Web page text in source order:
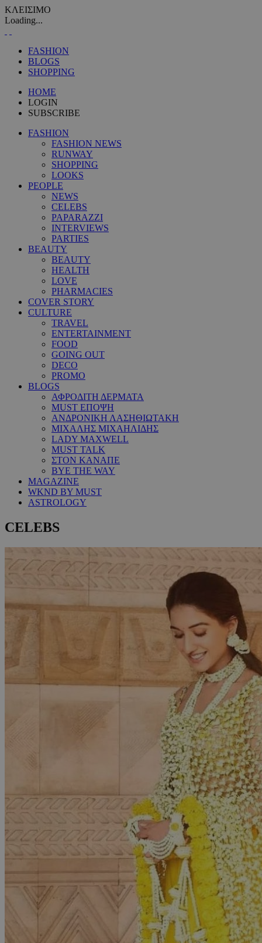
ΚΛΕΙΣΙΜΟ
Loading...
FASHION
BLOGS
SHOPPING
HOME
LOGIN
SUBSCRIBE
FASHION
FASHION NEWS
RUNWAY
SHOPPING
LOOKS
PEOPLE
NEWS
CELEBS
PAPARAZZI
INTERVIEWS
PARTIES
BEAUTY
BEAUTY
HEALTH
LOVE
PHARMACIES
COVER STORY
CULTURE
TRAVEL
ENTERTAINMENT
FOOD
GOING OUT
DECO
PROMO
BLOGS
ΑΦΡΟΔΙΤΗ ΔΕΡΜΑΤΑ
MUST ΕΠΟΨΗ
ΑΝΔΡΟΝΙΚΗ ΛΑΣΗΘΙΩΤΑΚΗ
ΜΙΧΑΛΗΣ ΜΙΧΑΗΛΙΔΗΣ
LADY MAXWELL
MUST TALK
ΣΤΟΝ ΚΑΝΑΠΕ
BYE THE WAY
MAGAZINE
WKND BY MUST
ASTROLOGY
CELEBS